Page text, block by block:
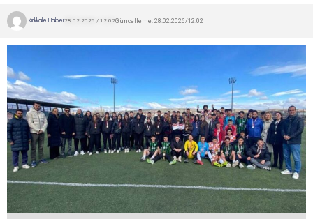
Kırıkkale Haber28.02.2026 / 12:02Güncelleme: 28.02.2026/12:02